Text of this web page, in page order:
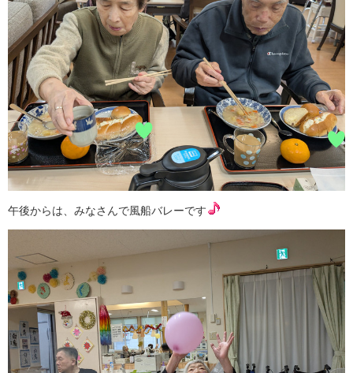
午後からは、みなさんで風船バレーです